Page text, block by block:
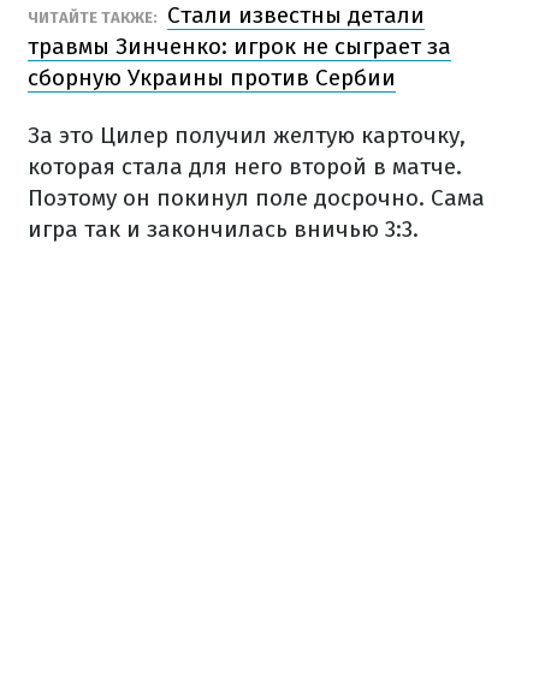
ЧИТАЙТЕ ТАКЖЕ:
Стали известны детали
травмы Зинченко: игрок не сыграет за
сборную Украины против Сербии
За это Цилер получил желтую карточку,
которая стала для него второй в матче.
Поэтому он покинул поле досрочно. Сама
игра так и закончилась вничью 3:3.